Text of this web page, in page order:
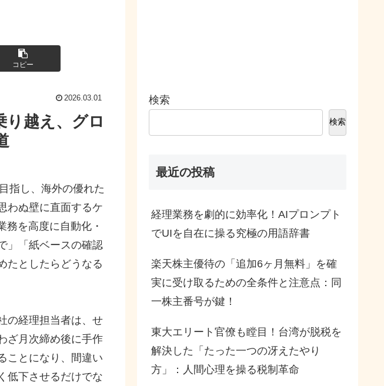
コピー
2026.03.01
り越え、グロ
指し、海外の優れた
わぬ壁に直面するケ
を高度に自動化・
」「紙ベースの確認
たとしたらどうなる
の経理担当者は、せ
ざ月次締め後に手作
ことになり、間違い
低下させるだけでな
検索
検索
最近の投稿
経理業務を劇的に効率化！AIプロンプト
でUIを自在に操る究極の用語辞書
楽天株主優待の「追加6ヶ月無料」を確
実に受け取るための全条件と注意点：同
一株主番号が鍵！
東大エリート官僚も瞠目！台湾が脱税を
解決した「たった一つの冴えたやり
方」：人間心理を操る税制革命